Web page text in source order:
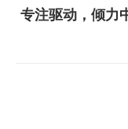
专注驱动，倾